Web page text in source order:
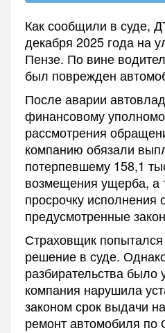
Как сообщили в суде,
декабря 2025 года на
Пензе. По вине
был поврежден
После аварии
финансовому
рассмотрения
компанию обязали
потерпевшему 158,1
возмещения ущерба, а
просрочку исполнения
предусмотренные
Страховщик попытался
решение в суде.
разбирательства было
компания нарушила
законом срок выдачи
ремонт автомобиля